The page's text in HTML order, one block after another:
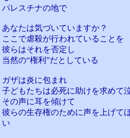
パレスチナの地で
あなたは気づいていますか？
ここで虐殺が行われていることを
彼らはそれを否定し
当然の“権利”だとしている
ガザは炎に包まれ
子どもたちは必死に助けを求めて
その声に耳を傾けて
彼らの生存権のために声を上げて
い